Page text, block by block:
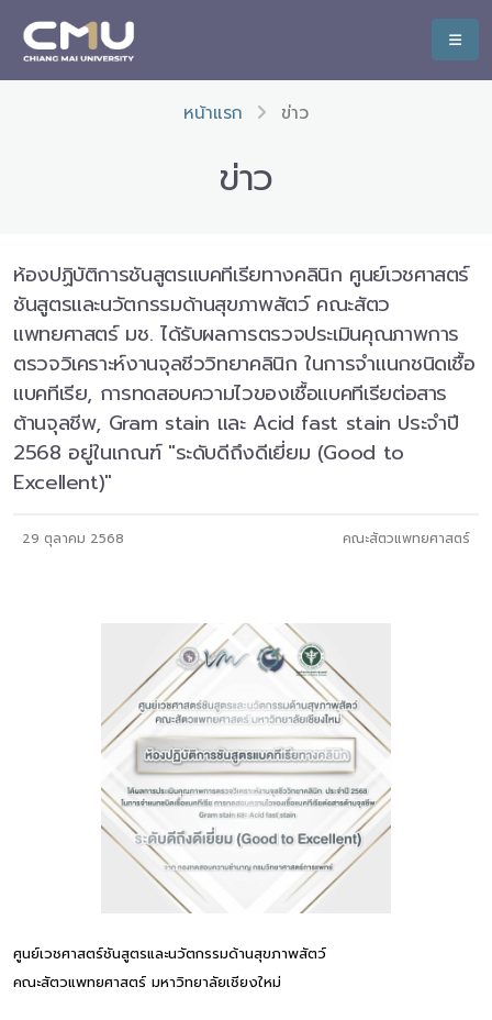
หน้าแรก ข่าว
ข่าว
ห้องปฏิบัติการชันสูตรแบคทีเรียทางคลินิก ศูนย์เวชศาสตร์
ชันสูตรและนวัตกรรมด้านสุขภาพสัตว์ คณะสัตว
แพทยศาสตร์ มช. ได้รับผลการตรวจประเมินคุณภาพการ
ตรวจวิเคราะห์งานจุลชีววิทยาคลินิก ในการจำแนกชนิดเชื้อ
แบคทีเรีย, การทดสอบความไวของเชื้อแบคทีเรียต่อสาร
ต้านจุลชีพ, Gram stain และ Acid fast stain ประจำปี
2568 อยู่ในเกณฑ์ "ระดับดีถึงดีเยี่ยม (Good to
Excellent)"
29 ตุลาคม 2568 คณะสัตวแพทยศาสตร์
ศูนย์เวชศาสตร์ชันสูตรและนวัตกรรมด้านสุขภาพสัตว์
คณะสัตวแพทยศาสตร์ มหาวิทยาลัยเชียงใหม่